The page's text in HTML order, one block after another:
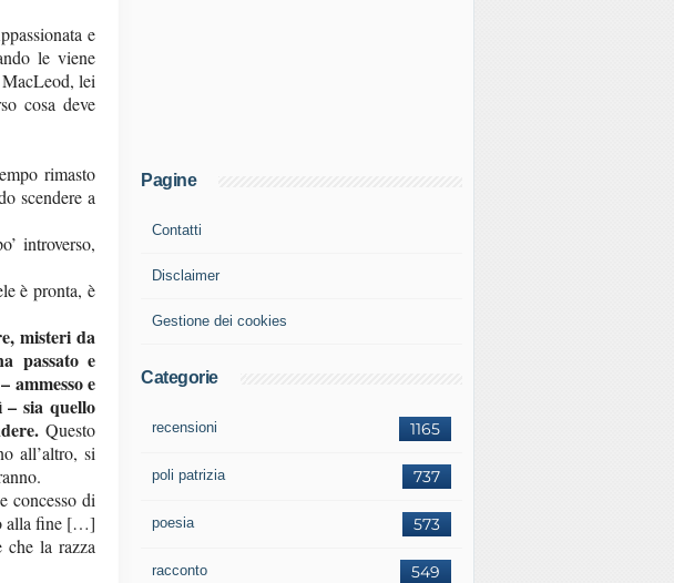
e
le viene
lei
cosa deve
rimasto
scendere a
introverso,
è pronta, è
misteri da
passato e
ammesso e
– sia quello
Questo
all’altro, si
concesso di
alla fine […]
che la razza
Pagine
Contatti
Disclaimer
Gestione dei cookies
Categorie
1165
recensioni
737
poli patrizia
573
poesia
549
racconto